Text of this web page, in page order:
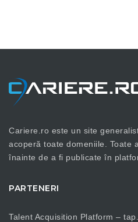
Cariere.ro este un site
acoperă toate domeniile. Toate
înainte de a fi publicate în
PARTENERI
Talent Acquisition Platform –